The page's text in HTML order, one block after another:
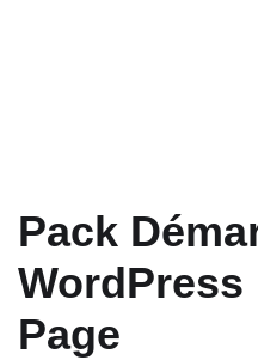
Pack
WordPress
Page